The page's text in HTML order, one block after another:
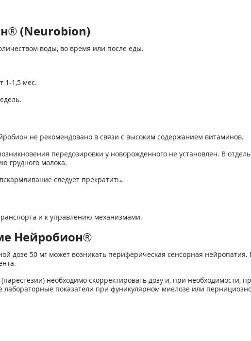
(Neurobion)
воды, во время или после еды.
1-1,5 мес.
не рекомендовано в связи с высоким содержанием витаминов.
передозировки у новорожденного не установлен. В
грудного молока.
следует прекратить.
и к управлению механизмами.
Нейробион®
дозе 50 мг может возникать периферическая сенсорная
необходимо скорректировать дозу и, при необходимости,
лабораторные показатели при фуникулярном миелозе или